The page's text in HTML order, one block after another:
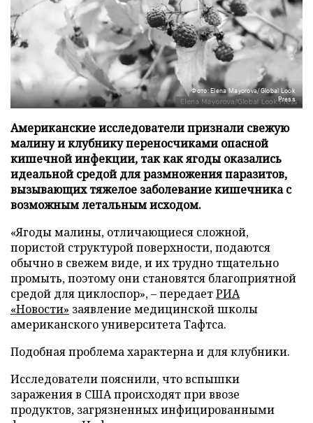
Фото: Elena Mayorova/Global Look
Press
Американские исследователи признали свежую
малину и клубнику переносчиками опасной
кишечной инфекции, так как ягоды оказались
идеальной средой для размножения паразитов,
вызывающих тяжелое заболевание кишечника с
возможным летальным исходом.
«Ягоды малины, отличающиеся сложной,
пористой структурой поверхности, подаются
обычно в свежем виде, и их трудно тщательно
промыть, поэтому они становятся благоприятной
средой для циклоспор», – передаетРИА
«Новости» заявление медицинской школы
американского университета Тафтса.
Подобная проблема характерна и для клубники.
Исследователи пояснили, что вспышки
заражения в США происходят при ввозе
продуктов, загрязненных инфицированными